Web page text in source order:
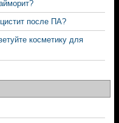
после ПА?
косметику для